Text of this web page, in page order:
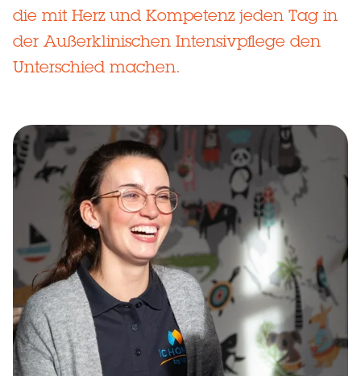
die mit Herz und Kompetenz jeden Tag in
der Außerklinischen Intensivpflege den
Unterschied machen.